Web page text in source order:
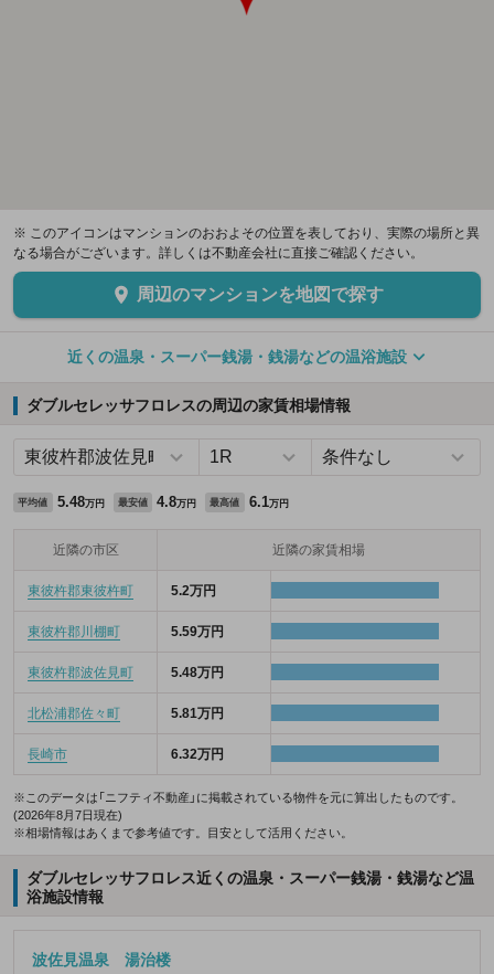
※ このアイコンはマンションのおおよその位置を表しており、実際の場所と異
なる場合がございます。詳しくは不動産会社に直接ご確認ください。
周辺のマンションを地図で探す
近くの温泉・スーパー銭湯・銭湯などの温浴施設
ダブルセレッサフロレスの周辺の家賃相場情報
平均値 5.48万円 最安値 4.8万円 最高値 6.1万円
近隣の市区 近隣の家賃相場
東彼杵郡東彼杵町 5.2万円
東彼杵郡川棚町 5.59万円
東彼杵郡波佐見町 5.48万円
北松浦郡佐々町 5.81万円
長崎市 6.32万円
※このデータは「ニフティ不動産」に掲載されている物件を元に算出したものです。
(2026年8月7日現在)
※相場情報はあくまで参考値です。目安として活用ください。
ダブルセレッサフロレス近くの温泉・スーパー銭湯・銭湯など温
浴施設情報
波佐見温泉 湯治楼